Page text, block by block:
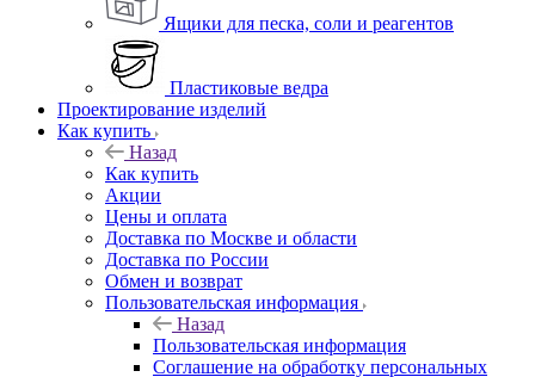
Ящики для песка, соли и реагентов
Пластиковые ведра
Проектирование изделий
Как купить
Назад
Как купить
Акции
Цены и оплата
Доставка по Москве и области
Доставка по России
Обмен и возврат
Пользовательская информация
Назад
Пользовательская информация
Соглашение на обработку персональных